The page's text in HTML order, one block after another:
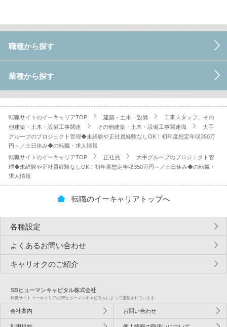
職種から探す
業種から探す
転職サイトのイーキャリアTOP 建築・土木・設備
工事スタッフ、その
他建築・土木・設備工事関連
その他建築・土木・設備工事関連職
大手
グループのプロジェクト管理◆未経験や正社員経験なしOK！初年度想定年収350万
円～／土日休み◆の転職・求人情報
転職サイトのイーキャリアTOP
正社員
大手グループのプロジェクト管
理◆未経験や正社員経験なしOK！初年度想定年収350万円～／土日休み◆の転職・
求人情報
転職のイーキャリアトップへ
各種設定
よくあるお問い合わせ
キャリオクのご紹介
SBヒューマンキャピタル株式会社
転職サイト イーキャリアはSBヒューマンキャピタルによって運営されています。
会社案内 お問い合わせ